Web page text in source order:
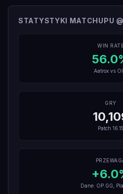
STATYSTYKI MATCHUPU
WIN
56.0
Aatroxvs
GRY
Patch 16.15
+6.0
Dane: OP.GG,